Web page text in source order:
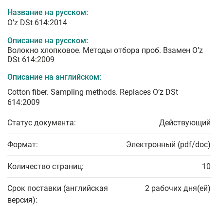
Название на русском:
O’z DSt 614:2014
Описание на русском:
Волокно хлопковое. Методы отбора проб. Взамен O’z
DSt 614:2009
Описание на английском:
Cotton fiber. Sampling methods. Replaces O’z DSt
614:2009
Статус документа: Действующий
Формат: Электронный (pdf/doc)
Количество страниц: 10
Срок поставки (английская
версия):
2 рабочих дня(ей)